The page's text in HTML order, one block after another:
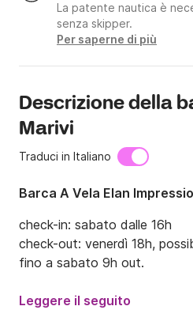
La patente nautica è
senza skipper.
Per saperne di più
Descrizione della
Marivi
Traduci in Italiano
Barca A Vela Elan
check-in: sabato dalle 16h
check-out: venerdì 18h,
fino a sabato 9h out.
Leggere il seguito